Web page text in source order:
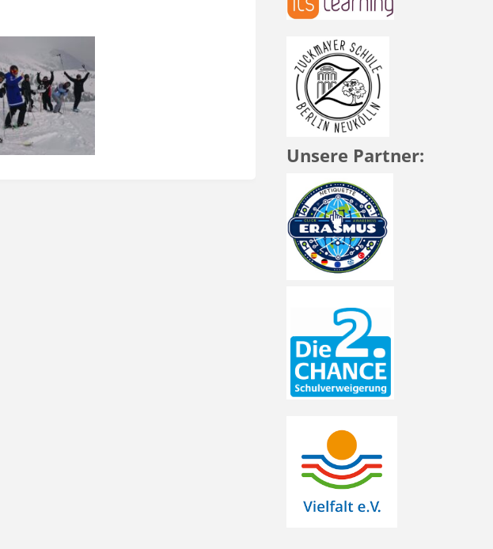
Unsere Partner: